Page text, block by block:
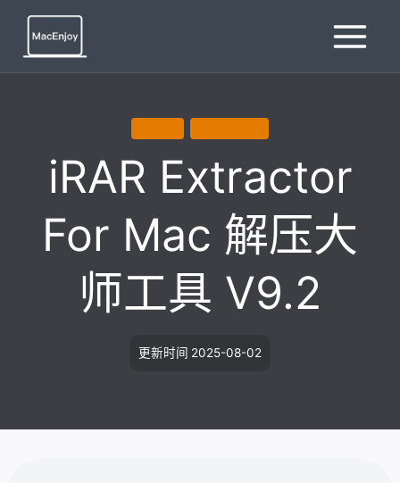
iRAR Extractor
For Mac 解压大
师工具 V9.2
更新时间 2025-08-02